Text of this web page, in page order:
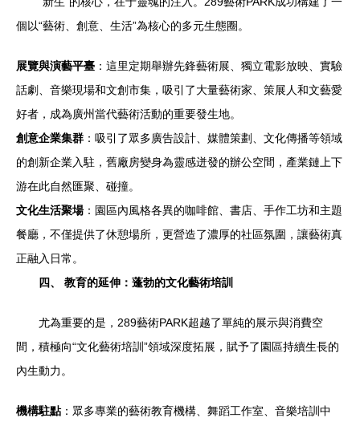
個以“藝術、創意、生活”為核心的多元生態圈。
展覽與演藝平臺 ：這里定期舉辦先鋒藝術展、獨立電影放映、實驗
話劇、音樂現場和文創市集，吸引了大量藝術家、策展人和文藝愛
好者，成為廣州當代藝術活動的重要發生地。
創意企業集群 ：吸引了眾多廣告設計、媒體策劃、文化傳播等領域
的創新企業入駐，舊廠房變身為靈感迸發的辦公空間，產業鏈上下
游在此自然匯聚、碰撞。
文化生活聚場：園區內風格各異的咖啡館、書店、手作工坊和主題
餐廳，不僅提供了休憩場所，更營造了濃厚的社區氛圍，讓藝術真
正融入日常。
四、 教育的延伸：蓬勃的文化藝術培訓
尤為重要的是，289藝術PARK超越了單純的展示與消費空
間，積極向“文化藝術培訓”領域深度拓展，賦予了園區持續生長的
內生動力。
機構駐點：眾多專業的藝術教育機構、舞蹈工作室、音樂培訓中